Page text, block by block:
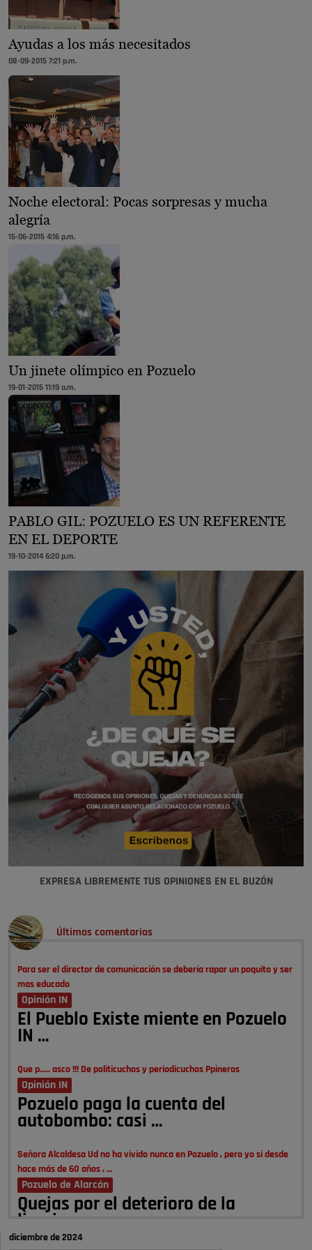
Ayudas a los más necesitados
08-09-2015 7:21 p.m.
Noche electoral: Pocas sorpresas y mucha
alegría
15-06-2015 4:16 p.m.
Un jinete olímpico en Pozuelo
19-01-2015 11:19 a.m.
PABLO GIL: POZUELO ES UN REFERENTE
EN EL DEPORTE
19-10-2014 6:20 p.m.
EXPRESA LIBREMENTE TUS OPINIONES EN EL BUZÓN
Últimos comentarios
Para ser el director de comunicación se debería rapar un poquito y ser
mas educado
Opinión IN
El Pueblo Existe miente en Pozuelo
IN …
Que p..... asco !!! De politicuchos y periodicuchos Ppineros
Opinión IN
Pozuelo paga la cuenta del
autobombo: casi …
Señora Alcaldesa Ud no ha vivido nunca en Pozuelo , pero yo si desde
hace más de 60 años , …
Pozuelo de Alarcón
Quejas por el deterioro de la
limpieza …
diciembre de 2024